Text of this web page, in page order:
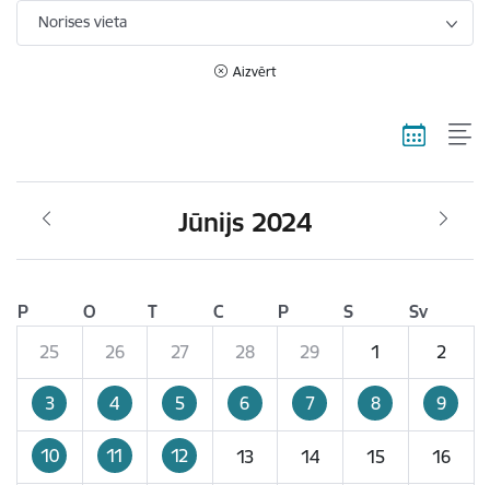
Norises vieta
Aizvērt
Jūnijs 2024
P O T C P S
Sv
25
26 27 28 29 1 2
3 4 5 6 7 8 9
10 11 12 13 14 15 16